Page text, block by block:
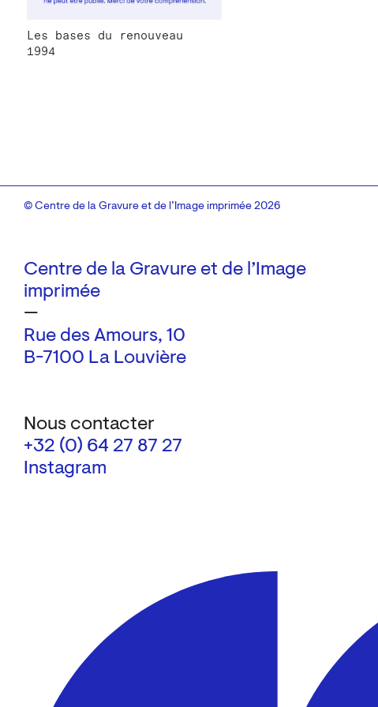
Les bases du renouveau
1994
Centre de la Gravure et de l’Image
imprimée
—
Rue des Amours, 10
B-7100 La Louvière
Nous contacter
+32 (0) 64 27 87 27
Instagram
© Centre de la Gravure et de l’Image imprimée 2026